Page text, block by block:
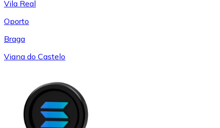
Vila Real
Oporto
Braga
Viana do Castelo